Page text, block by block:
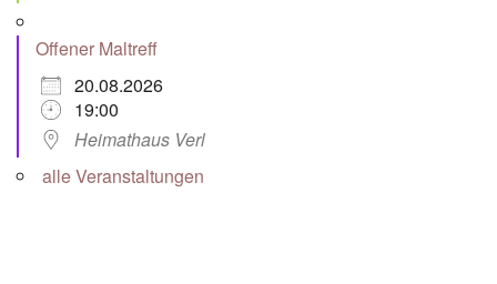
Offener Maltreff
20.08.2026
19:00
Heimathaus Verl
alle Veranstaltungen